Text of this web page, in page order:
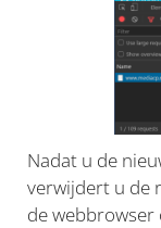
Nadat u de
verwijdert u de
de webbrowser